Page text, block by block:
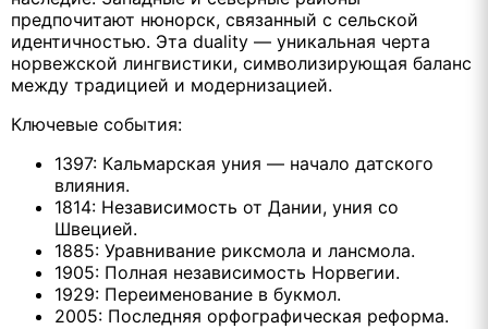
предпочитают нюнорск, связанный с сельской
идентичностью. Эта duality — уникальная черта
норвежской лингвистики, символизирующая баланс
между традицией и модернизацией.
Ключевые события:
1397: Кальмарская уния — начало датского
влияния.
1814: Независимость от Дании, уния со
Швецией.
1885: Уравнивание риксмола и лансмола.
1905: Полная независимость Норвегии.
1929: Переименование в букмол.
2005: Последняя орфографическая реформа.